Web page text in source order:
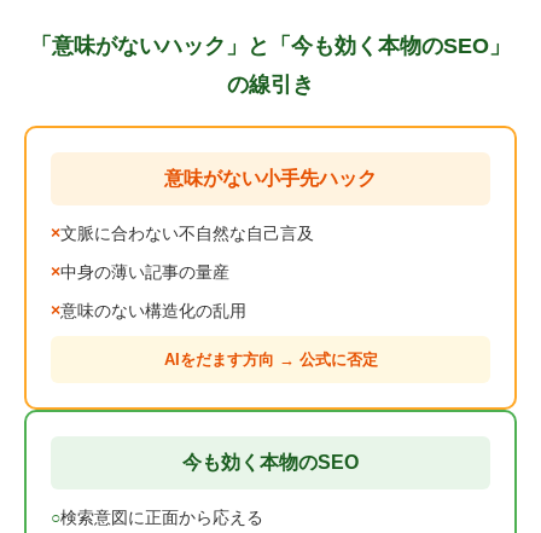
「意味がないハック」と「今も効く本物のSEO」
の線引き
意味がない小手先ハック
×文脈に合わない不自然な自己言及
×中身の薄い記事の量産
×意味のない構造化の乱用
AIをだます方向 → 公式に否定
今も効く本物のSEO
○検索意図に正面から応える